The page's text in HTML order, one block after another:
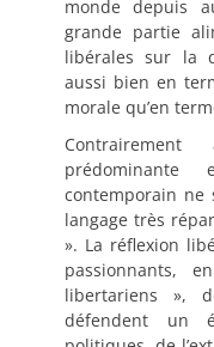
monde depuis
grande partie
libérales sur la
aussi bien en
morale qu’en
contemporain ne
langage très
». La réflexion
passionnants,
libertariens »,
défendent un